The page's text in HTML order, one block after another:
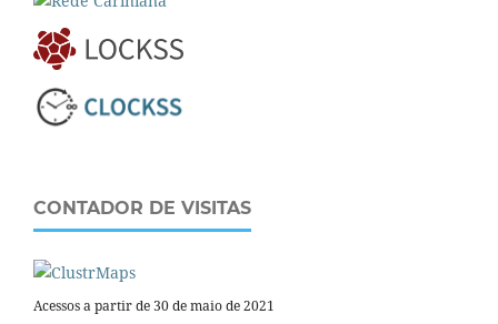
CONTADOR DE VISITAS
Acessos a partir de 30 de maio de 2021